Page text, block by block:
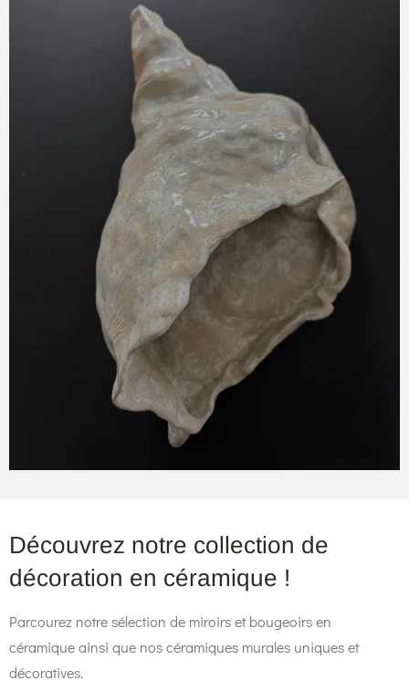
Découvrez notre collection de
décoration en céramique !
Parcourez notre sélection de miroirs et bougeoirs en
céramique ainsi que nos céramiques murales uniques et
décoratives.